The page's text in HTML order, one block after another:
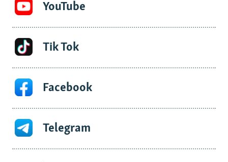
YouTube
Tik Tok
Facebook
Telegram